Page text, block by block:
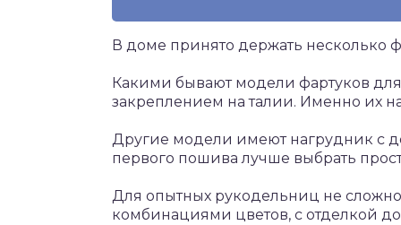
В доме принято держать несколько
Какими бывают модели фартуков
закреплением на талии. Именно их
Другие модели имеют нагрудник с
первого пошива лучше выбрать
Для опытных рукодельниц не
комбинациями цветов, с отделкой